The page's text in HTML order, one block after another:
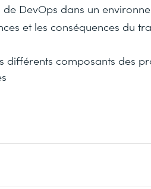
DevOps dans un
et les conséquences du
différents composants des